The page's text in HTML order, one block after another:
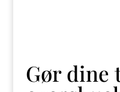
Gør dine